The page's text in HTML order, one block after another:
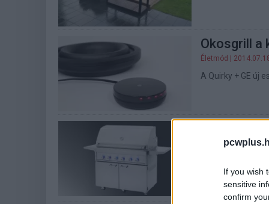
If you wish
sensitive
confirm
Okosgrill a
Életmód |
A Quirky + GE új
okossütő
A hangvezérelt
főzést.